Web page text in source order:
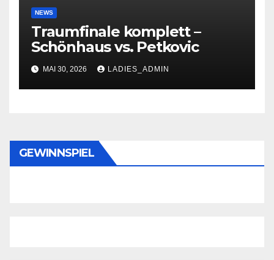
NEWS
Traumfinale komplett –
Schönhaus vs. Petkovic
MAI 30, 2026 LADIES_ADMIN
GEWINNSPIEL